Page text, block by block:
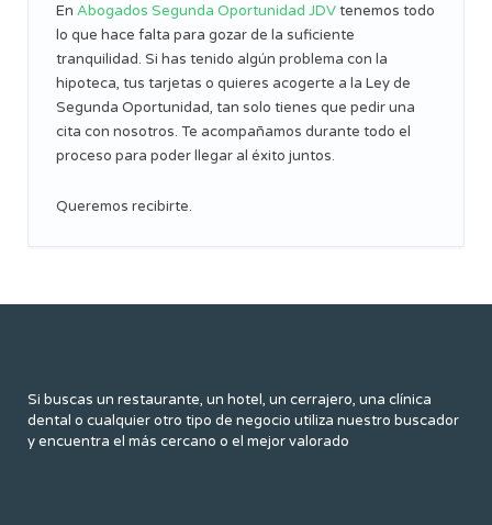
En Abogados Segunda Oportunidad JDVtenemos todo
lo que hace falta para gozar de la suficiente
tranquilidad. Si has tenido algún problema con la
hipoteca, tus tarjetas o quieres acogerte a la Ley de
Segunda Oportunidad, tan solo tienes que pedir una
cita con nosotros. Te acompañamos durante todo el
proceso para poder llegar al éxito juntos.
Queremos recibirte.
Si buscas un restaurante, un hotel, un cerrajero, una clínica
dental o cualquier otro tipo de negocio utiliza nuestro buscador
y encuentra el más cercano o el mejor valorado